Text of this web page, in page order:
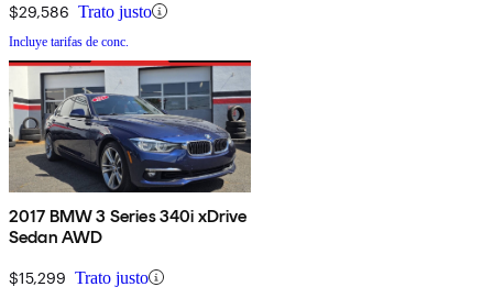
$29,586 Trato justo
Incluye tarifas de conc.
2017 BMW 3 Series 340i xDrive
Sedan AWD
$15,299 Trato justo